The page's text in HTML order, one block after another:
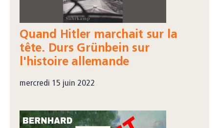
Quand Hitler marchait sur la
tête. Durs Grünbein sur
l'histoire allemande
mercredi 15 juin 2022